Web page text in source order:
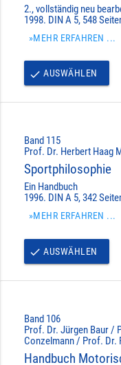
2., vollständig neu
1998. DIN A 5, 548
»MEHR ERFAHREN ...
done AUSWÄHLEN
Band 115
Prof. Dr. Herbert Haag
Sportphilosophie
Ein Handbuch
1996. DIN A 5, 342
»MEHR ERFAHREN ...
done AUSWÄHLEN
Band 106
Prof. Dr. Jürgen Baur /
Conzelmann / Prof. Dr.
Handbuch